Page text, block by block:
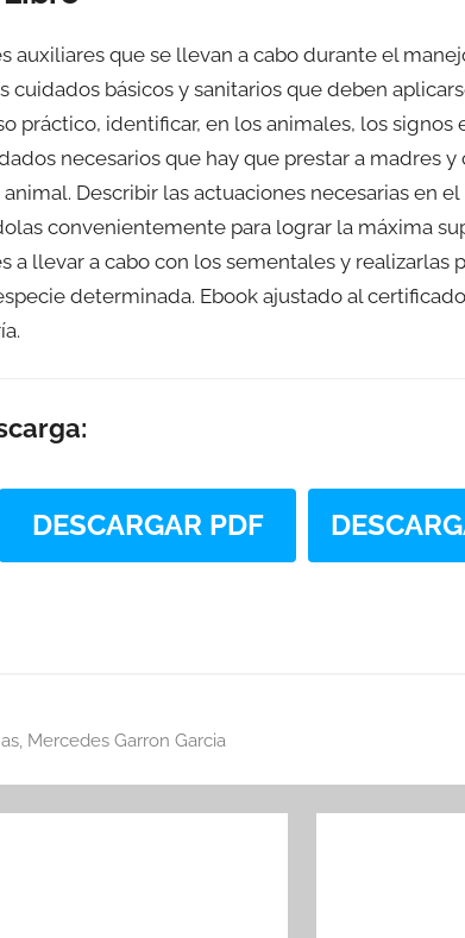
auxiliares que se llevan a cabo durante el
cuidados básicos y sanitarios que deben
práctico, identificar, en los animales, los
necesarios que hay que prestar a madres
Describir las actuaciones necesarias en
convenientemente para lograr la máxima
a llevar a cabo con los sementales y realizarlas
determinada. Ebook ajustado al
DESCARGAR PDF
, Mercedes Garron Garcia